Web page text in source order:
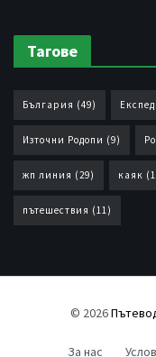
Тагове
България (49)
Източни Родопи (9)
жп линия (29) каяк
пътешествия (11)
© 2026
За нас